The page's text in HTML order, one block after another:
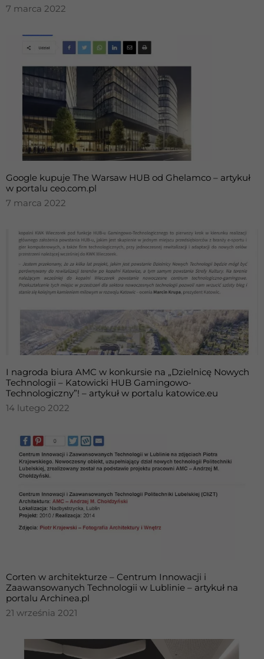
7 marca 2022
Google kupuje The Warsaw HUB od Ghelamco – artykuł
w portalu ceo.com.pl
7 marca 2022
I nagroda biura AMC w konkursie na „Dzielnicę Nowych
Technologii – Katowicki HUB Gamingowo-
Technologiczny”! – artykuł w portalu katowice.eu
14 lutego 2022
Corten w architekturze – Centrum Innowacji i
Zaawansowanych Technologii w Lublinie – artykuł na
portalu Archinea.pl
21 września 2021